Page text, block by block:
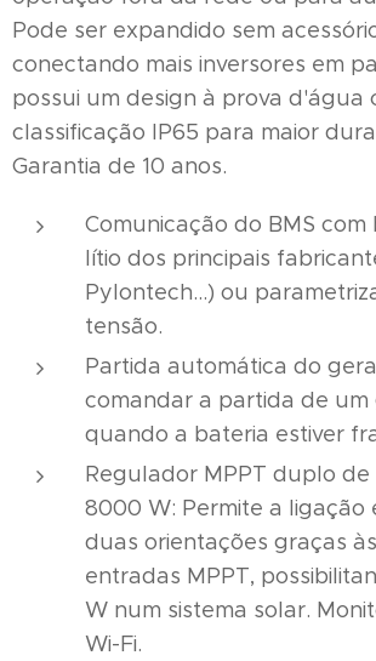
Pode ser expandido sem
conectando mais inversores em
possui um design à prova d'água
classificação IP65 para maior
Garantia de 10 anos.
Comunicação do BMS com
lítio dos principais
Pylontech...) ou
tensão.
Partida automática do
comandar a partida de
quando a bateria estiver
Regulador MPPT duplo
8000 W: Permite a ligação
duas orientações graças
entradas MPPT,
W num sistema solar.
Wi-Fi.